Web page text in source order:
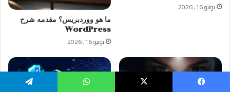
يونيو 16, 2026
ما هو ووردبريس؟ مقدمه شرح
WordPress
يونيو 16, 2026